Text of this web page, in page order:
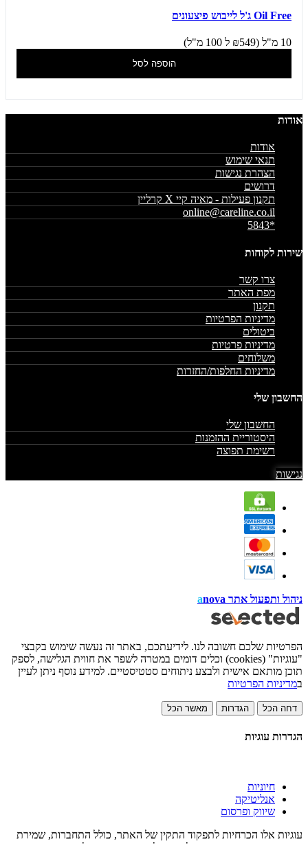
Oil Free ג'ל לייבוש פיצעונים
10 מ"ל (₪549 ל 100 מ"ל)
הוספה לסל
אודות
אודות
תנאי שימוש
הצהרת נגישות
דרושים
תקנון פעילות - מאיה קיי X קרליין
online@careline.co.il
*5843
שירות לקוחות
צרו קשר
מפת האתר
תקנון
מדיניות הפרטיות
ביטולים
מדיניות פרטיות
משלוחים
מדיניות החלפות/החזרות
החשבון שלי
החשבון שלי
היסטוריית ההזמנות
רשימת תפוצה
נגישות
ניהול ותפעול אתר anova
הפרטיות שלכם חשובה לנו. לידיעתכם, באתר זה נעשה שימוש בקבצי
"עוגיות" (cookies) וכלים דומים במטרה לשפר את חווית הגלישה, לספק
תוכן מותאם אישית ולבצע ניתוחים סטטיסטיים. למידע נוסף ניתן לעיין
במדיניות הפרטיות
דחה הכל הגדרות מאשר הכל
הגדרות עוגיות
חיוניות
אנליטיקה
שיווק ופרסום
עוגיות אלו הכרחיות לתפקוד התקין של האתר, כולל התחברות, שמירת